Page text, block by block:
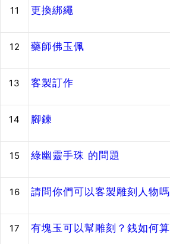
11 更換綁繩
12 藥師佛玉佩
13 客製訂作
14 腳鍊
15 綠幽靈手珠 的問題
16 請問你們可以客製雕刻人物嗎
17 有塊玉可以幫雕刻？銭如何算